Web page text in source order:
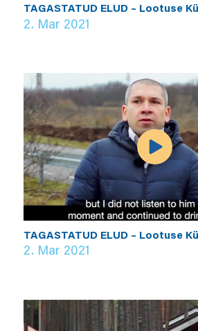
TAGASTATUD ELUD – Lootuse
2. Mar 2021
TAGASTATUD ELUD – Lootuse
2. Mar 2021